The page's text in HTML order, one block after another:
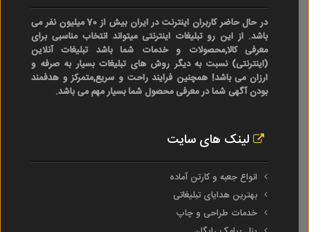
در حال حاضر کاربران اینترنت در ایران بیش از 70 میلیون نفر می
باشد. از این رو تبلیغات اینترنتی میتواند انتخاب مناسبی برای
معرفی کالا,محصولات و خدمات شما باشد تبلیغات آنلاین
(اینترنتی) نسبت به دیگر روش های تبلیغات بسیار به صرفه و
ارزان می باشد! همچنین فرایند راحت و سریع,متمرکز و هدفمند
بودن آگهی شما در معرفی محصول شما بسیار مهم می باشد.
لینک های سایت
انواع جعبه و کارتن آماده
بهترین هدایای تبلیغاتی
خدمات طراحی و چاپ